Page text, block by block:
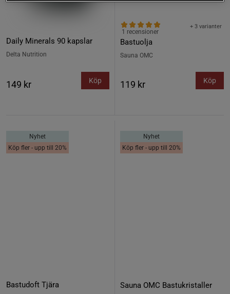
Daily Minerals 90 kapslar
Delta Nutrition
149 kr Köp
Bastuolja
+ 3 varianter
1 recensioner
Sauna OMC
119 kr Köp
Nyhet
Köp fler - upp till 20%
Bastudoft Tjära
Nyhet
Köp fler - upp till 20%
Sauna OMC Bastukristaller